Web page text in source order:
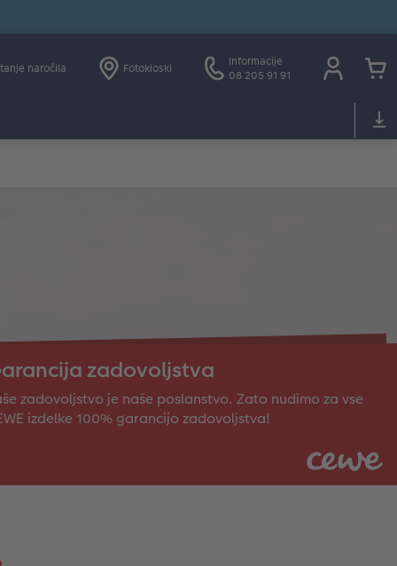
naročila Fotokioski
Informacije
08 205 91 91
zadovoljstva
zadovoljstvo je naše poslanstvo. Zato nudimo za vse
izdelke 100% garancijo zadovoljstva!